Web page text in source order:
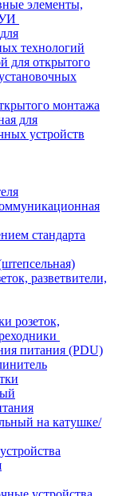
элементы,
технологий
для открытого
монтажа
для
устройств
стандарта
разветвители,
розеток,
питания (PDU)
на катушке/